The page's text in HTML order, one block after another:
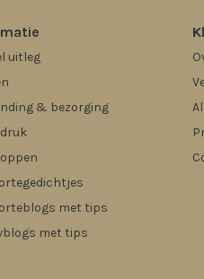
uitleg
& bezorging
met tips
met tips